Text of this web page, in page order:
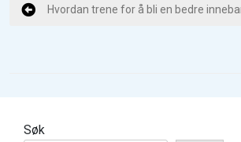
I
g
Hvordan trene for å bli en bedre
Søk